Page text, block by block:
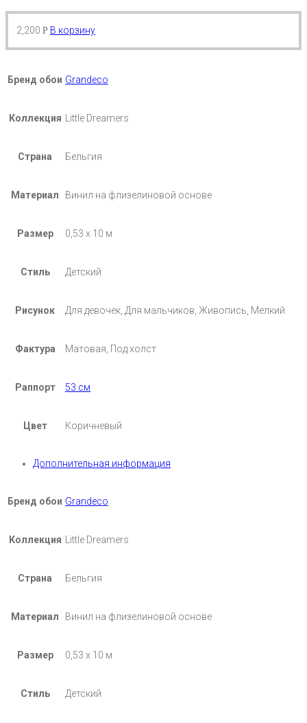
2,200 Р В корзину
Бренд обои Grandeco
Коллекция Little Dreamers
Страна Бельгия
Материал Винил на флизелиновой основе
Размер 0,53 х 10 м
Стиль Детский
Рисунок Для девочек, Для мальчиков, Живопись, Мелкий
Фактура Матовая, Под холст
Раппорт 53 см
Цвет Коричневый
Дополнительная информация
Бренд обои Grandeco
Коллекция Little Dreamers
Страна Бельгия
Материал Винил на флизелиновой основе
Размер 0,53 х 10 м
Стиль Детский